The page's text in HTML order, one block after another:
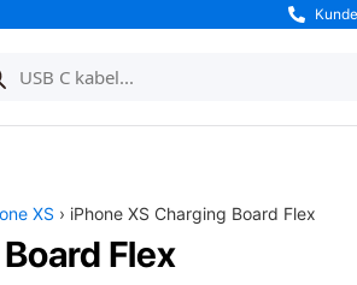
XS › iPhone XS Charging Board Flex
Flex